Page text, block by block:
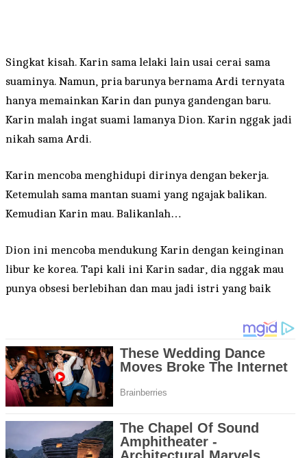
Singkat kisah. Karin sama lelaki lain usai cerai sama
suaminya. Namun, pria barunya bernama Ardi ternyata
hanya memainkan Karin dan punya gandengan baru.
Karin malah ingat suami lamanya Dion. Karin nggak jadi
nikah sama Ardi.
Karin mencoba menghidupi dirinya dengan bekerja.
Ketemulah sama mantan suami yang ngajak balikan.
Kemudian Karin mau. Balikanlah…
Dion ini mencoba mendukung Karin dengan keinginan
libur ke korea. Tapi kali ini Karin sadar, dia nggak mau
punya obsesi berlebihan dan mau jadi istri yang baik